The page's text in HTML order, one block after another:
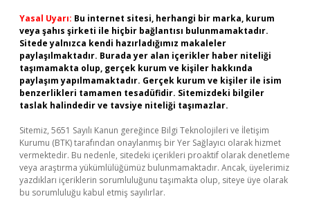
Yasal Uyarı: Bu internet sitesi, herhangi bir marka, kurum
veya şahıs şirketi ile hiçbir bağlantısı bulunmamaktadır.
Sitede yalnızca kendi hazırladığımız makaleler
paylaşılmaktadır. Burada yer alan içerikler haber niteliği
taşımamakta olup, gerçek kurum ve kişiler hakkında
paylaşım yapılmamaktadır. Gerçek kurum ve kişiler ile isim
benzerlikleri tamamen tesadüfidir. Sitemizdeki bilgiler
taslak halindedir ve tavsiye niteliği taşımazlar.
Sitemiz, 5651 Sayılı Kanun gereğince Bilgi Teknolojileri ve İletişim
Kurumu (BTK) tarafından onaylanmış bir Yer Sağlayıcı olarak hizmet
vermektedir. Bu nedenle, sitedeki içerikleri proaktif olarak denetleme
veya araştırma yükümlülüğümüz bulunmamaktadır. Ancak, üyelerimiz
yazdıkları içeriklerin sorumluluğunu taşımakta olup, siteye üye olarak
bu sorumluluğu kabul etmiş sayılırlar.